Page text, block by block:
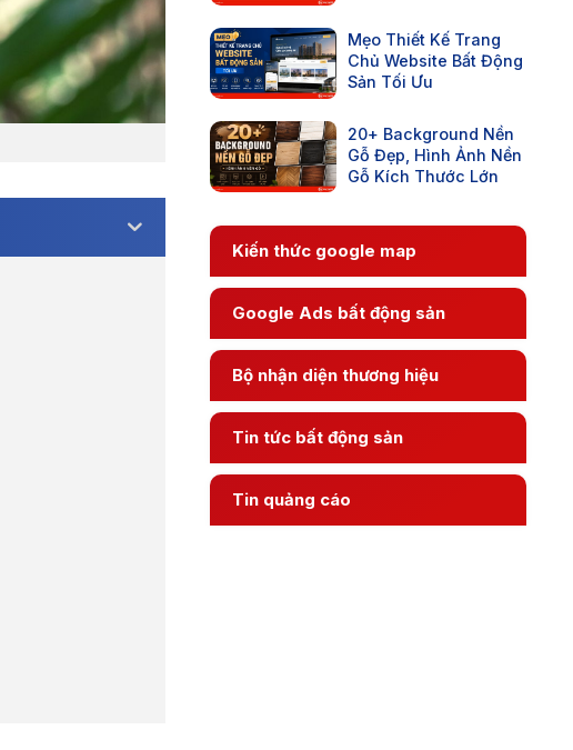
Mẹo Thiết Kế Trang
Chủ Website Bất Động
Sản Tối Ưu
20+ Background Nền
Gỗ Đẹp, Hình Ảnh Nền
Gỗ Kích Thước Lớn
Kiến thức google map
Google Ads bất động sản
Bộ nhận diện thương hiệu
Tin tức bất động sản
Tin quảng cáo